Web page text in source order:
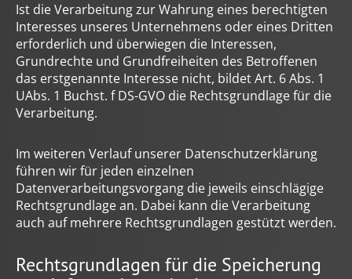
Ist die Verarbeitung zur Wahrung eines berechtigten
Interesses unseres Unternehmens oder eines Dritten
erforderlich und überwiegen die Interessen,
Grundrechte und Grundfreiheiten des Betroffenen
das erstgenannte Interesse nicht, bildet Art. 6 Abs. 1
UAbs. 1 Buchst. f DS-GVO die Rechtsgrundlage für die
Verarbeitung.
Im weiteren Verlauf unserer Datenschutzerklärung
führen wir für jeden einzelnen
Datenverarbeitungsvorgang die jeweils einschlägige
Rechtsgrundlage an. Dabei kann die Verarbeitung
auch auf mehrere Rechtsgrundlagen gestützt werden.
Rechtsgrundlagen für die Speicherung